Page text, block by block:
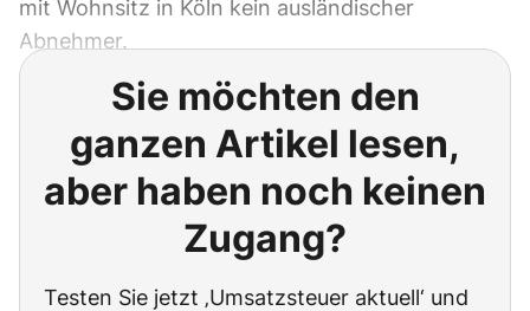
mit Wohnsitz in Köln kein ausländischer
Abnehmer.
Sie möchten den
ganzen Artikel lesen,
aber haben noch keinen
Zugang?
Testen Sie jetzt ‚Umsatzsteuer aktuell‘ und